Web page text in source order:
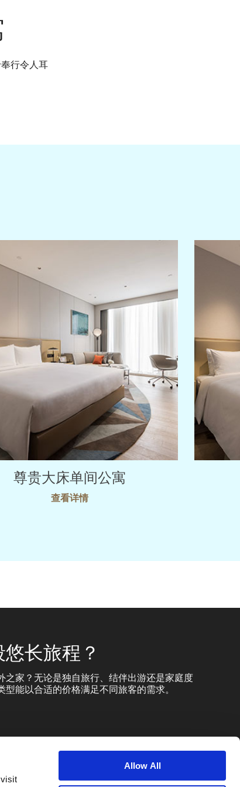
Allow All
行令人耳
尊贵大床单间公寓
查看详情
长旅程？
之家？无论是独自旅行、结伴出游还是家庭度
能以合适的价格满足不同旅客的需求。